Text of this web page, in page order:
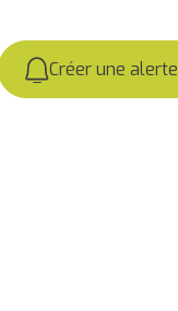
Créer une alerte